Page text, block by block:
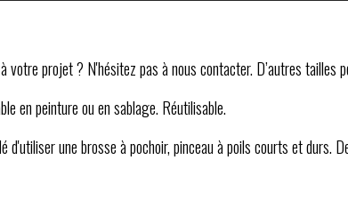
votre projet ? N'hésitez pas à nous contacter. D’autres
en peinture ou en sablage. Réutilisable.
d'utiliser une brosse à pochoir, pinceau à poils courts et durs.